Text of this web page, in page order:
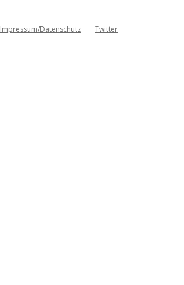
Impressum/Datenschutz Twitter